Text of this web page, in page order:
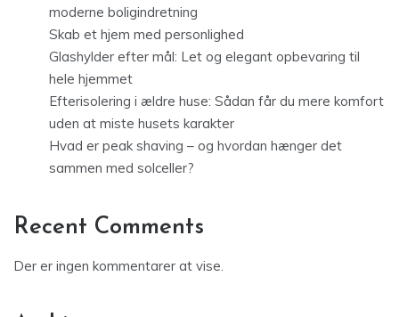
moderne boligindretning
Skab et hjem med personlighed
Glashylder efter mål: Let og elegant opbevaring til
hele hjemmet
Efterisolering i ældre huse: Sådan får du mere komfort
uden at miste husets karakter
Hvad er peak shaving – og hvordan hænger det
sammen med solceller?
Recent Comments
Der er ingen kommentarer at vise.